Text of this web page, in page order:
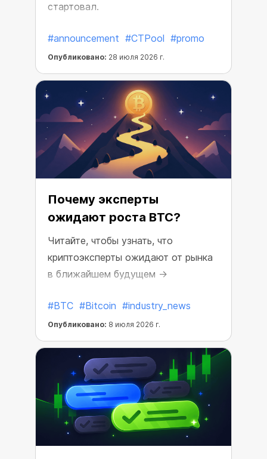
стартовал.
#announcement #CTPool #promo
Опубликовано: 28 июля 2026 г.
Почему эксперты
ожидают роста BTC?
Читайте, чтобы узнать, что
криптоэксперты ожидают от рынка
в ближайшем будущем →
#BTC #Bitcoin #industry_news
Опубликовано: 8 июля 2026 г.